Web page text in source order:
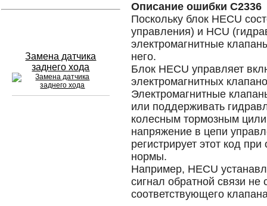
Замена датчика
заднего хода
Описание ошибки C2336
Поскольку блок HECU
управления) и HCU
электромагнитные
него.
Блок HECU управляет
электромагнитных
Электромагнитные
или поддерживать
колесным тормозным
напряжение в цепи
регистрирует этот код
нормы.
Например, HECU
сигнал обратной связи не
соответствующего